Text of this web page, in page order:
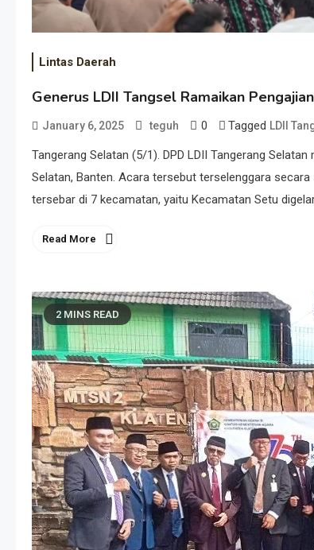
Lintas Daerah
Generus LDII Tangsel Ramaikan
January 6, 2025 teguh 0 Tagged LDII
Tangerang Selatan (5/1). DPD LDII Tangerang
Selatan, Banten. Acara tersebut terselenggara
tersebar di 7 kecamatan, yaitu Kecamatan Setu
Read More
2 MINS READ